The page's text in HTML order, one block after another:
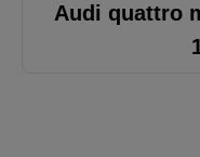
Audi quattro